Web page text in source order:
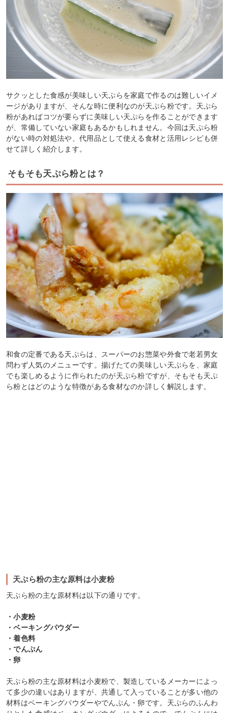
サクッとした食感が美味しい天ぷらを家庭で作るのは難しいイメ
ージがありますが、そんな時に便利なのが天ぷら粉です。天ぷら
粉があればコツが要らずに美味しい天ぷらを作ることができます
が、常備していない家庭もあるかもしれません。今回は天ぷら粉
がない時の対処法や、代用品として使える食材と活用レシピも併
せて詳しく紹介します。
そもそも天ぷら粉とは？
和食の定番である天ぷらは、スーパーのお惣菜や外食で老若男女
問わず人気のメニューです。揚げたての美味しい天ぷらを、家庭
でも楽しめるように作られたのが天ぷら粉ですが、そもそも天ぷ
ら粉とはどのような特徴がある食材なのか詳しく解説します。
天ぷら粉の主な原料は小麦粉
天ぷら粉の主な原材料は以下の通りです。
・小麦粉
・ベーキングパウダー
・着色料
・でんぷん
・卵
天ぷら粉の主な原材料は小麦粉で、製造しているメーカーによっ
て多少の違いはありますが、共通して入っていることが多い他の
材料はベーキングパウダーやでんぷん・卵です。天ぷらのふんわ